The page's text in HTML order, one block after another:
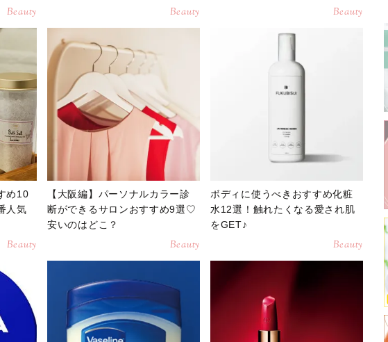
Beauty Beauty Beauty
め10
人気
Beauty
【大阪編】パーソナルカラー診
断ができるサロンおすすめ9選♡
安いのはどこ？
Beauty
ボディに使うべきおすすめ化粧
水12選！触れたくなる愛され肌
をGET♪
Beauty